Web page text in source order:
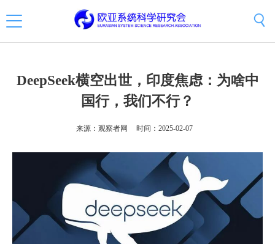
DeepSeek横空出世，印度焦虑：为啥中
国行，我们不行？
来源：观察者网 时间：2025-02-07